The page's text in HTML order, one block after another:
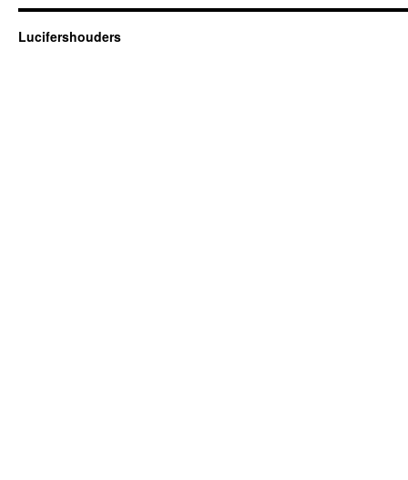
Lucifershouders